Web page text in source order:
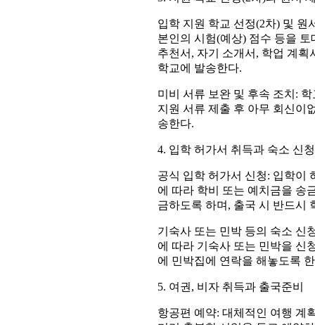
입학 지원 학교 선정(2차) 및 원
본인의 시험(예상) 점수 등을
추천서, 자기 소개서, 학업 계
학교에 발송한다.
미비 서류 보완 및 후속 조치:
지원 서류 제출 후 아무 회신이
송한다.
4. 입학 허가서 취득과 숙소 신청
공식 입학 허가서 신청: 입학이
에 따라 학비 또는 예치금을 송
금하도록 하며, 출국 시 반드시
기숙사 또는 민박 등의 숙소 신
에 따라 기숙사 또는 민박을 신
에 민박집에 연락을 해놓도록
5. 여권, 비자 취득과 출국준비
항공편 예약: 대체적인 여행 계